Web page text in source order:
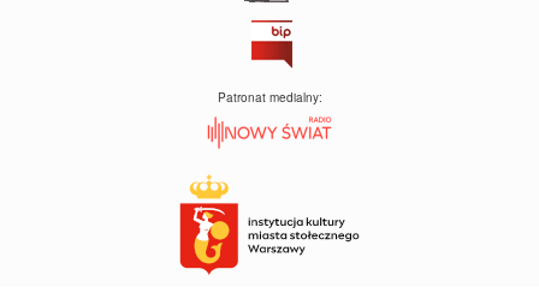
Patronat medialny: